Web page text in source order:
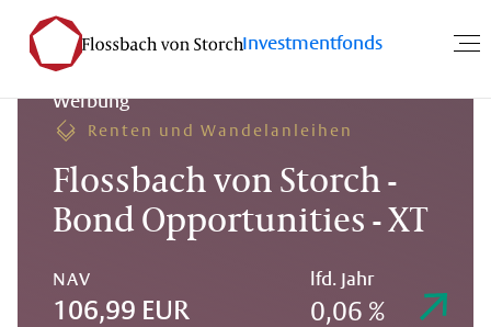
Investmentfonds
Werbung
Renten und Wandelanleihen
Flossbach von Storch -
Bond Opportunities - XT
NAV
106,99 EUR
lfd. Jahr
0,06 %